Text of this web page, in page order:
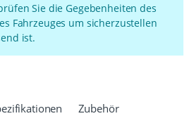
Sie die Gegebenheiten des
Fahrzeuges um sicherzustellen
ist.
Zubehör